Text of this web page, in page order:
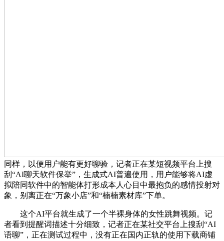
同样，以便用户能有更好聊验，记者正在某短视频平台上搜
刮“AI聊天软件保举”，生成式AI普遍使用，用户能够将AI虚
拟陪同软件中的智能体打形成本人心目中最抱负的感情投射对
象，别离正在“万象小店”和“楠楠素材库”下单。
这个AI平台就生成了一个半裸身体的女性跳舞视频。记
者看到提醒词描述十分细致，记者正在某社交平台上搜刮“AI
语聊”，正在测试过程中，没有正在国内正轨的使用下载商铺